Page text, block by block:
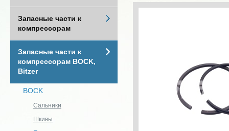
Запасные части к
компрессорам
Запасные части к
компрессорам BOCK,
Bitzer
BOCK
Сальники
Шкивы